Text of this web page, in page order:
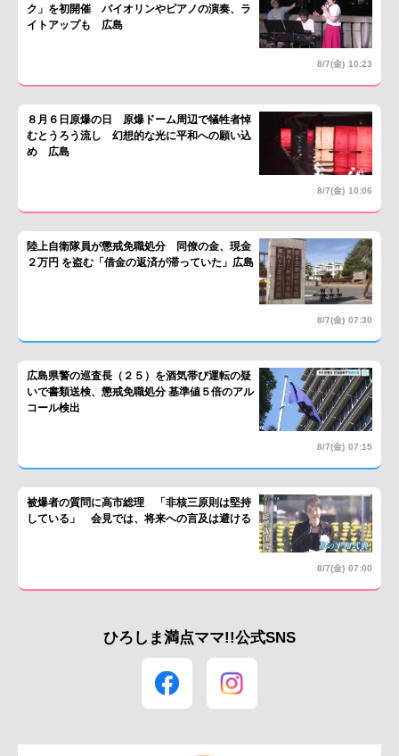
ク」を初開催 バイオリンやピアノの演奏、ラ
イトアップも 広島
8/7(金) 10:23
８月６日原爆の日 原爆ドーム周辺で犠牲者悼
むとうろう流し 幻想的な光に平和への願い込
め 広島
8/7(金) 10:06
陸上自衛隊員が懲戒免職処分 同僚の金、現金
２万円 を盗む「借金の返済が滞っていた」広島
8/7(金) 07:30
広島県警の巡査長（２５）を酒気帯び運転の疑
いで書類送検、懲戒免職処分 基準値５倍のアル
コール検出
8/7(金) 07:15
被爆者の質問に高市総理 「非核三原則は堅持
している」 会見では、将来への言及は避ける
8/7(金) 07:00
ひろしま満点ママ!!公式SNS